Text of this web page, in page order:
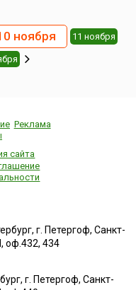
ноября 11 ноября
Реклама
сайта
г. Петергоф, Санкт-
оф.432, 434
г. Петергоф, Санкт-